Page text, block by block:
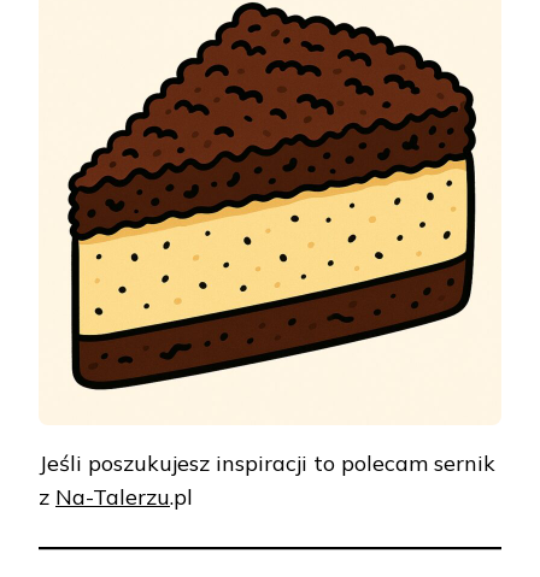
Jeśli poszukujesz inspiracji to polecam sernik
z Na-Talerzu.pl